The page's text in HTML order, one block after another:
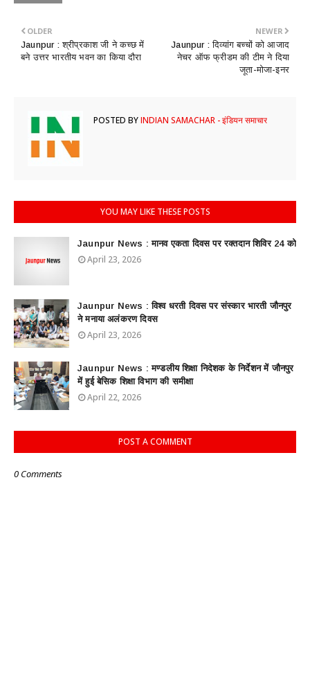
NEWER
​Jaunpur : दिव्यांग बच्चों को आजाद
नेचर ऑफ फ्रीडम की टीम ने दिया
जूता-मोजा-इनर
OLDER
​Jaunpur : श्रीप्रकाश जी ने कच्छ में
बने उत्तर भारतीय भवन का किया दौरा
POSTED BYINDIAN SAMACHAR - इंडियन समाचार
YOU MAY LIKE THESE POSTS
Jaunpur News : ​मानव एकता दिवस पर रक्तदान शिविर 24 को
April 23, 2026
Jaunpur News : विश्व धरती दिवस पर संस्कार भारती जौनपुर
ने मनाया अलंकरण दिवस
April 23, 2026
Jaunpur News : ​मण्डलीय शिक्षा निदेशक के निर्देशन में जौनपुर
में हुई बेसिक शिक्षा विभाग की समीक्षा
April 22, 2026
POST A COMMENT
0 Comments